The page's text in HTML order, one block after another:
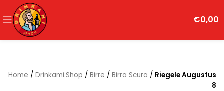
€0,00
Home / Drinkami.Shop / Birre / Birra Scura / Riegele Augustus
8